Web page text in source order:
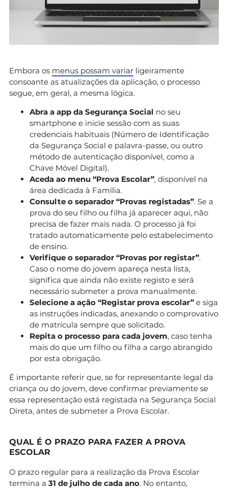
Embora os menus possam variar ligeiramente
consoante as atualizações da aplicação, o processo
segue, em geral, a mesma lógica.
Abra a app da Segurança Social no seu
smartphone e inicie sessão com as suas
credenciais habituais (Número de Identificação
da Segurança Social e palavra-passe, ou outro
método de autenticação disponível, como a
Chave Móvel Digital).
Aceda ao menu “Prova Escolar”, disponível na
área dedicada à Família.
Consulte o separador “Provas registadas”. Se a
prova do seu filho ou filha já aparecer aqui, não
precisa de fazer mais nada. O processo já foi
tratado automaticamente pelo estabelecimento
de ensino.
Verifique o separador “Provas por registar”.
Caso o nome do jovem apareça nesta lista,
significa que ainda não existe registo e será
necessário submeter a prova manualmente.
Selecione a ação “Registar prova escolar” e siga
as instruções indicadas, anexando o comprovativo
de matrícula sempre que solicitado.
Repita o processo para cada jovem, caso tenha
mais do que um filho ou filha a cargo abrangido
por esta obrigação.
É importante referir que, se for representante legal da
criança ou do jovem, deve confirmar previamente se
essa representação está registada na Segurança Social
Direta, antes de submeter a Prova Escolar.
QUAL É O PRAZO PARA FAZER A PROVA
ESCOLAR
O prazo regular para a realização da Prova Escolar
termina a 31 de julho de cada ano. No entanto,